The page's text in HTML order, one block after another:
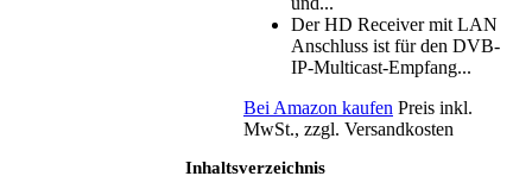
Der HD Receiver mit LAN
Anschluss ist für den DVB-
IP-Multicast-Empfang...
Bei Amazon kaufen Preis inkl.
MwSt., zzgl. Versandkosten
Inhaltsverzeichnis